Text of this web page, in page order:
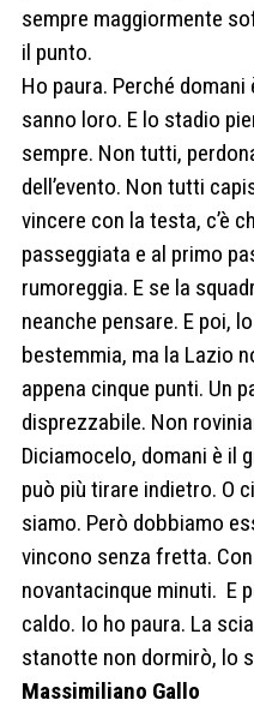
sempre maggiormente
il punto.
Ho paura. Perché
sanno loro. E lo stadio
sempre. Non tutti,
dell’evento. Non tutti
vincere con la testa, c’è
passeggiata e al primo
rumoreggia. E se la
neanche pensare. E poi,
bestemmia, ma la Lazio
appena cinque punti. Un
disprezzabile. Non
Diciamocelo, domani è il
può più tirare indietro. O
siamo. Però dobbiamo
vincono senza fretta.
novantacinque minuti. E
caldo. Io ho paura. La
stanotte non dormirò, lo
Massimiliano Gallo